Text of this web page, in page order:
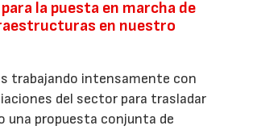
la puesta en marcha de
en nuestro
trabajando intensamente con
del sector para trasladar
una propuesta conjunta de